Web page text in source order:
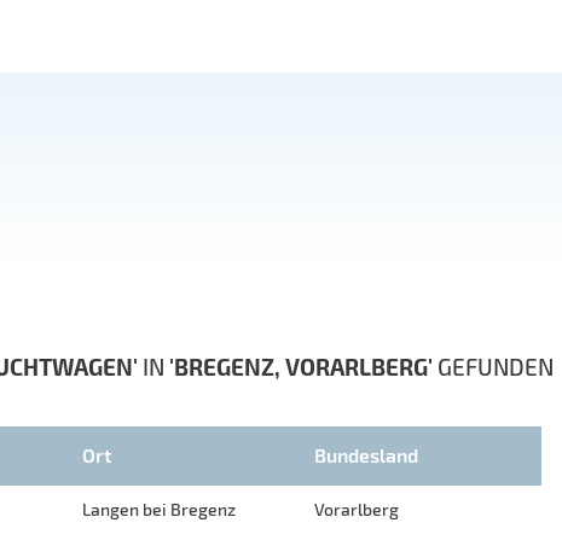
IN 'BREGENZ, VORARLBERG' GEFUNDEN
Ort Bundesland
Langen bei Bregenz Vorarlberg